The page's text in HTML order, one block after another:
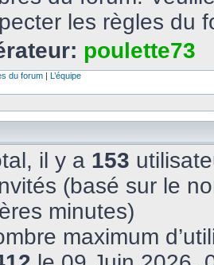
les règles du
poulette73
du forum | L’équipe
il y a 153
(basé sur le
minutes)
maximum